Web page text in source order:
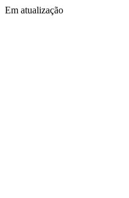
Em atualização